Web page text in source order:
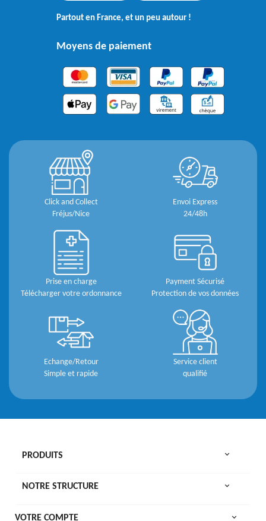
Partout en France, et un peu autour !
Moyens de paiement
Click and Collect
Fréjus/Nice
Envoi Express
24/48h
Prise en charge
Télécharger votre ordonnance
Payment Sécurisé
Protection de vos données
Echange/Retour
Simple et rapide
Service client
qualifié
PRODUITS 
NOTRE STRUCTURE 
VOTRE COMPTE 